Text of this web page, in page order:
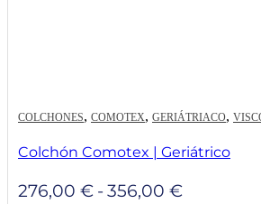
COLCHONES, COMOTEX, GERIÁTRIACO,
Colchón Comotex | Geriátrico
276,00 € - 356,00 €Rango